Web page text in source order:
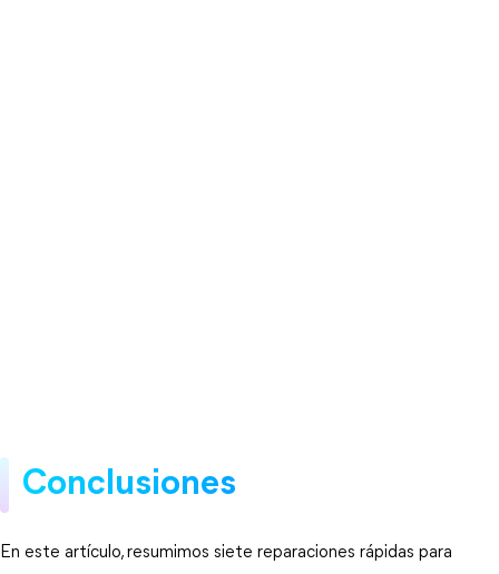
Conclusiones
En este artículo, resumimos siete reparaciones rápidas para